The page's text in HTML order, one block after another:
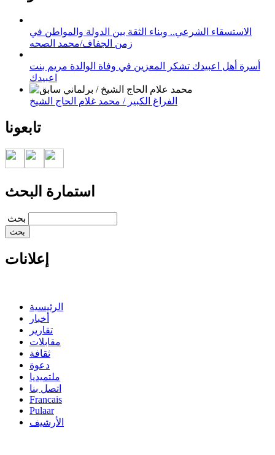
الاستسقاء الشرعي.. وبناء الثقة بين الدولة والمواطن في
زمن الجفاف/محمد الصحه
أسرة أهل اعبيدك تشكر المعزين في وفاة الوالدة مريم بنت
اعبيدك
الفراغ الكبير / محمد غلام الحاج الشيخ
تابعونا
استمارة البحث
‏بحث ‏
إعلانات
الرئيسية
أخبار
تقارير
مقابلات
ثقافة
دعوة
ملتميديا
اتصل بنا
Francais
Pulaar
الأرشيف